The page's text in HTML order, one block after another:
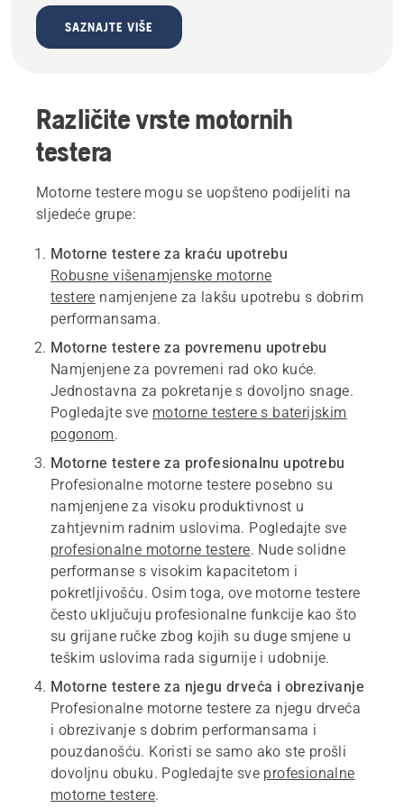
SAZNAJTE VIŠE
Različite vrste motornih
testera
Motorne testere mogu se uopšteno podijeliti na
sljedeće grupe:
Motorne testere za kraću upotrebu
Robusne višenamjenske motorne
testere namjenjene za lakšu upotrebu s dobrim
performansama.
Motorne testere za povremenu upotrebu
Namjenjene za povremeni rad oko kuće.
Jednostavna za pokretanje s dovoljno snage.
Pogledajte sve motorne testere s baterijskim
pogonom.
Motorne testere za profesionalnu upotrebu
Profesionalne motorne testere posebno su
namjenjene za visoku produktivnost u
zahtjevnim radnim uslovima. Pogledajte sve
profesionalne motorne testere. Nude solidne
performanse s visokim kapacitetom i
pokretljivošću. Osim toga, ove motorne testere
često uključuju profesionalne funkcije kao što
su grijane ručke zbog kojih su duge smjene u
teškim uslovima rada sigurnije i udobnije.
Motorne testere za njegu drveća i obrezivanje
Profesionalne motorne testere za njegu drveća
i obrezivanje s dobrim performansama i
pouzdanošću. Koristi se samo ako ste prošli
dovoljnu obuku. Pogledajte sve profesionalne
motorne testere.